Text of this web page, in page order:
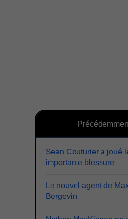
Sean Couturier a joué
importante blessure
Le nouvel agent de
Bergevin